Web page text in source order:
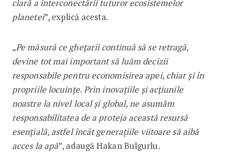
clară a interconectării tuturor ecosistemelor
planetei”, explică acesta.
„Pe măsură ce ghețarii continuă să se retragă,
devine tot mai important să luăm decizii
responsabile pentru economisirea apei, chiar și în
propriile locuințe. Prin inovațiile și acțiunile
noastre la nivel local și global, ne asumăm
responsabilitatea de a proteja această resursă
esențială, astfel încât generațiile viitoare să aibă
acces la apă”, adaugă Hakan Bulgurlu.